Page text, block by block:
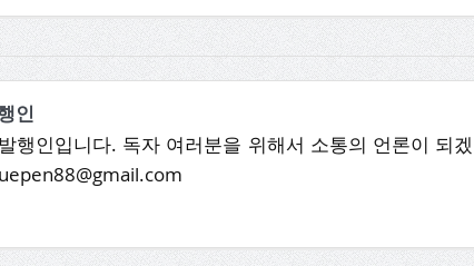
인
행인입니다. 독자 여러분을 위해서 소통의 언론이 되겠